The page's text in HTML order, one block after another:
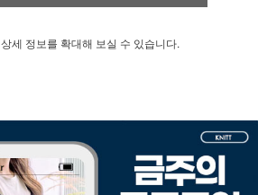
상세 정보를 확대해 보실 수 있습니다.